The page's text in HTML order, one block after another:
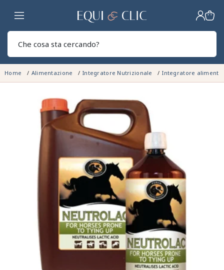
Casa
Home Alimentazione Integratore Nutrizionale Integratore